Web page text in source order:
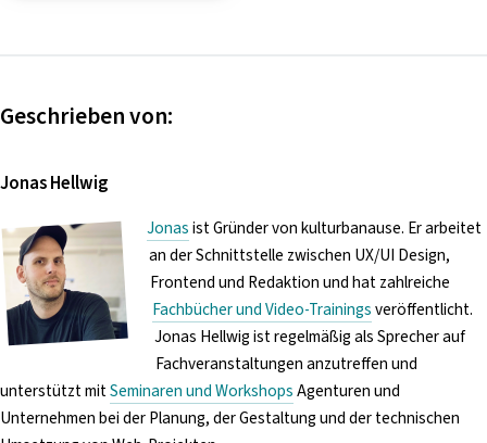
Geschrieben von:
Jonas Hellwig
Jonasist Gründer von kulturbanause. Er arbeitet
an der Schnittstelle zwischen UX/UI Design,
Frontend und Redaktion und hat zahlreiche
Fachbücher und Video-Trainingsveröffentlicht.
Jonas Hellwig ist regelmäßig als Sprecher auf
Fachveranstaltungen anzutreffen und
unterstützt mitSeminaren und WorkshopsAgenturen und
Unternehmen bei der Planung, der Gestaltung und der technischen